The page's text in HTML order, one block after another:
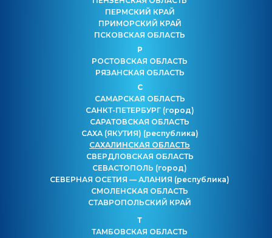
ПЕРМСКИЙ КРАЙ
ПРИМОРСКИЙ КРАЙ
ПСКОВСКАЯ ОБЛАСТЬ
Р
РОСТОВСКАЯ ОБЛАСТЬ
РЯЗАНСКАЯ ОБЛАСТЬ
С
САМАРСКАЯ ОБЛАСТЬ
САНКТ-ПЕТЕРБУРГ (город)
САРАТОВСКАЯ ОБЛАСТЬ
САХА (ЯКУТИЯ) (республика)
САХАЛИНСКАЯ ОБЛАСТЬ
СВЕРДЛОВСКАЯ ОБЛАСТЬ
СЕВАСТОПОЛЬ (город)
СЕВЕРНАЯ ОСЕТИЯ — АЛАНИЯ (республика)
СМОЛЕНСКАЯ ОБЛАСТЬ
СТАВРОПОЛЬСКИЙ КРАЙ
Т
ТАМБОВСКАЯ ОБЛАСТЬ